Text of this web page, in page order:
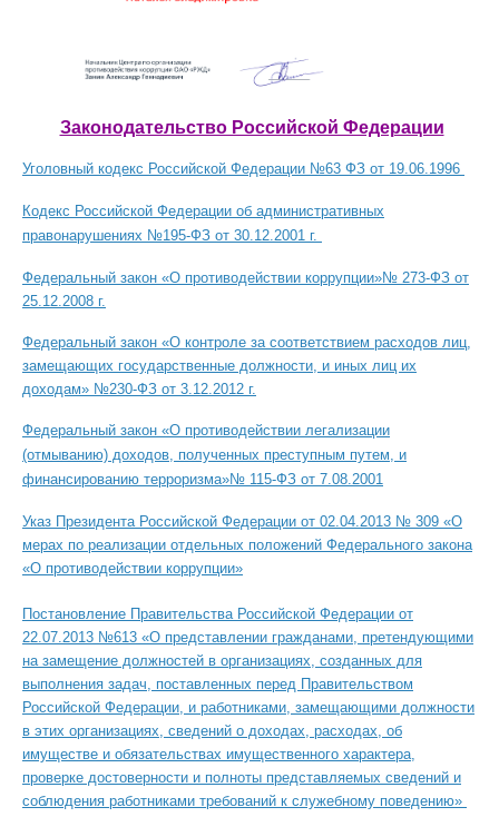
Законодательство Российской Федерации
Уголовный кодекс Российской Федерации №63 ФЗ от 19.06.1996
Кодекс Российской Федерации об административных
правонарушениях №195-ФЗ от 30.12.2001 г.
Федеральный закон «О противодействии коррупции»№ 273-ФЗ от
25.12.2008 г.
Федеральный закон «О контроле за соответствием расходов лиц,
замещающих государственные должности, и иных лиц их
доходам» №230-ФЗ от 3.12.2012 г.
Федеральный закон «О противодействии легализации
(отмыванию) доходов, полученных преступным путем, и
финансированию терроризма»№ 115-ФЗ от 7.08.2001
Указ Президента Российской Федерации от 02.04.2013 № 309 «О
мерах по реализации отдельных положений Федерального закона
«О противодействии коррупции»
Постановление Правительства Российской Федерации от
22.07.2013 №613 «О представлении гражданами, претендующими
на замещение должностей в организациях, созданных для
выполнения задач, поставленных перед Правительством
Российской Федерации, и работниками, замещающими должности
в этих организациях, сведений о доходах, расходах, об
имуществе и обязательствах имущественного характера,
проверке достоверности и полноты представляемых сведений и
соблюдения работниками требований к служебному поведению»